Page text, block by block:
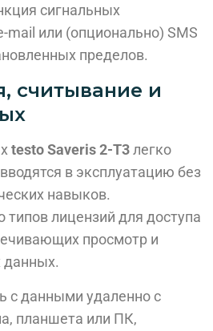
сигнальных
mail или (опционально) SMS
пределов.
считывание и
testo Saveris 2-Т3легко
в эксплуатацию без
навыков.
типов лицензий для доступа
просмотр и
данных.
с данными удаленно с
планшета или ПК,